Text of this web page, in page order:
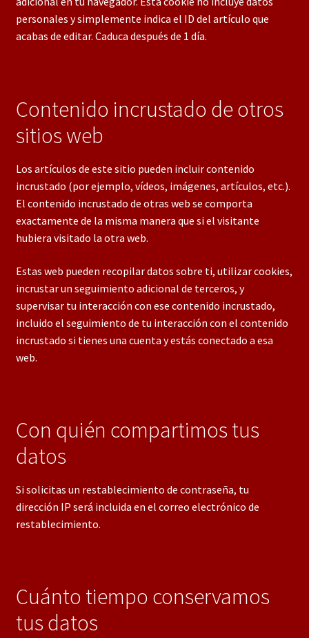
personales y simplemente indica el ID del artículo que
acabas de editar. Caduca después de 1 día.
Contenido incrustado de otros
sitios web
Los artículos de este sitio pueden incluir contenido
incrustado (por ejemplo, vídeos, imágenes, artículos, etc.).
El contenido incrustado de otras web se comporta
exactamente de la misma manera que si el visitante
hubiera visitado la otra web.
Estas web pueden recopilar datos sobre ti, utilizar cookies,
incrustar un seguimiento adicional de terceros, y
supervisar tu interacción con ese contenido incrustado,
incluido el seguimiento de tu interacción con el contenido
incrustado si tienes una cuenta y estás conectado a esa
web.
Con quién compartimos tus
datos
Si solicitas un restablecimiento de contraseña, tu
dirección IP será incluida en el correo electrónico de
restablecimiento.
Cuánto tiempo conservamos
tus datos